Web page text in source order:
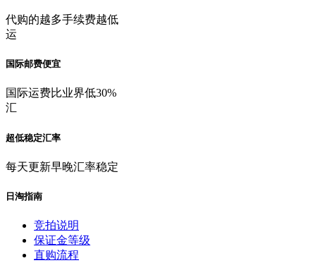
代购的越多手续费越低
运
国际邮费便宜
国际运费比业界低30%
汇
超低稳定汇率
每天更新早晚汇率稳定
日淘指南
竞拍说明
保证金等级
直购流程